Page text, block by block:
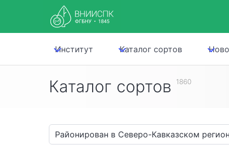
Институт Каталог сортов
Каталог сортов 1860